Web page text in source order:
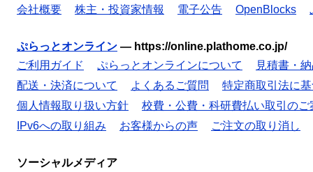
会社概要 株主・投資家情報 電子公告 OpenBlocks
ぷらっとオンライン — https://online.plathome.co.jp/
ご利用ガイド
ぷらっとオンラインについて
見積書・
配送・決済について
よくあるご質問
特定商取引法に
個人情報取り扱い方針
校費・公費・科研費払い取引のご
IPv6への取り組み
お客様からの声 ご注文の取り消し
ソーシャルメディア